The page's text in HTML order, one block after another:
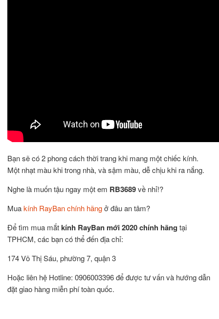
Bạn sẽ có 2 phong cách thời trang khi mang một chiếc kính.
Một nhạt màu khi trong nhà, và sậm màu, dễ chịu khi ra nắng.
Nghe là muốn tậu ngay một em RB3689về nhỉ!?
Muakính RayBan chính hãngở đâu an tâm?
Để tìm mua mắtkính RayBan mới 2020 chính hãng tại
TPHCM, các bạn có thể đến địa chỉ:
174 Võ Thị Sáu, phường 7, quận 3
Hoặc liên hệ Hotline: 0906003396 để được tư vấn và hướng dẫn
đặt giao hàng miễn phí toàn quốc.